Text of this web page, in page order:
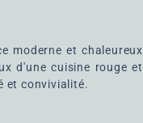
moderne et chaleureux
d'une cuisine rouge et
et convivialité.